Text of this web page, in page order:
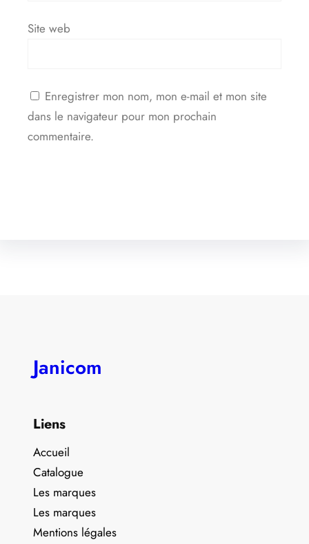
Site web
Enregistrer mon nom, mon e-mail et mon site
dans le navigateur pour mon prochain
commentaire.
Janicom
Liens
Accueil
Catalogue
Les marques
Les marques
Mentions légales